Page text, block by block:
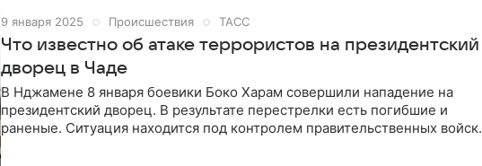
9 января 2025 Происшествия ТАСС
Что известно об атаке террористов на президентский
дворец в Чаде
В Нджамене 8 января боевики Боко Харам совершили нападение на
президентский дворец. В результате перестрелки есть погибшие и
раненые. Ситуация находится под контролем правительственных войск.